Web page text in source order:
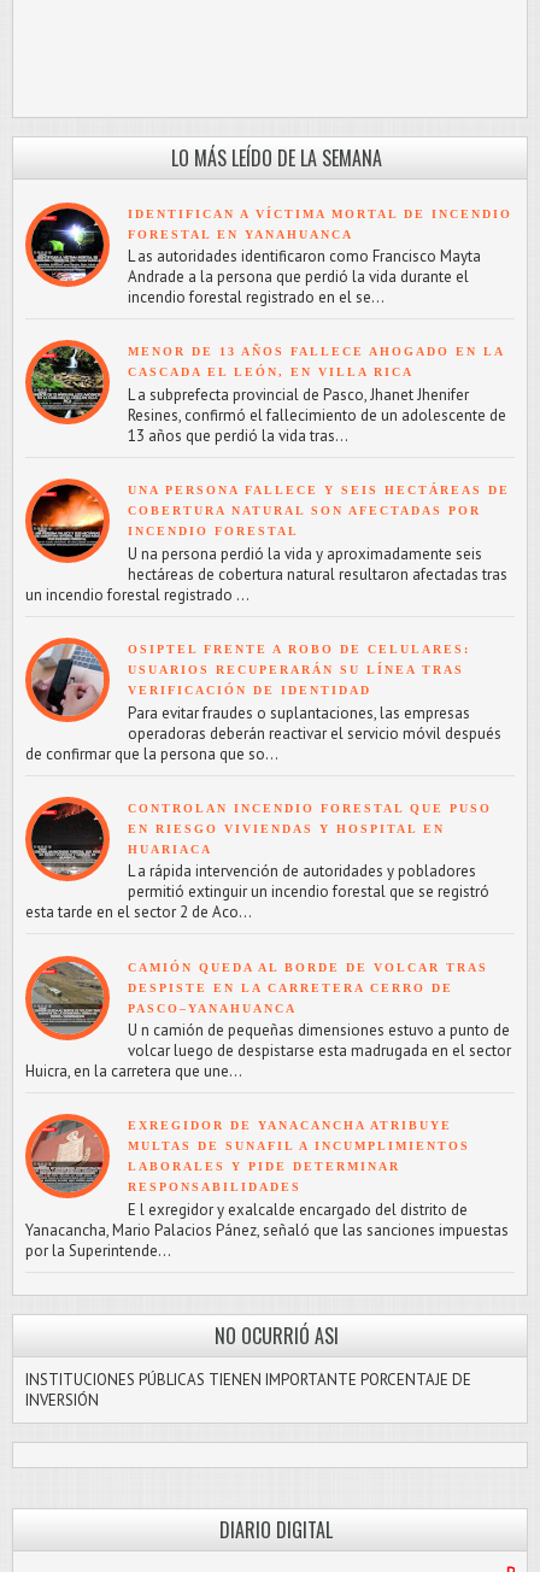
LO MÁS LEÍDO DE LA SEMANA
IDENTIFICAN A VÍCTIMA MORTAL DE INCENDIO
FORESTAL EN YANAHUANCA
L as autoridades identificaron como Francisco Mayta
Andrade a la persona que perdió la vida durante el
incendio forestal registrado en el se...
MENOR DE 13 AÑOS FALLECE AHOGADO EN LA
CASCADA EL LEÓN, EN VILLA RICA
L a subprefecta provincial de Pasco, Jhanet Jhenifer
Resines, confirmó el fallecimiento de un adolescente de
13 años que perdió la vida tras...
UNA PERSONA FALLECE Y SEIS HECTÁREAS DE
COBERTURA NATURAL SON AFECTADAS POR
INCENDIO FORESTAL
U na persona perdió la vida y aproximadamente seis
hectáreas de cobertura natural resultaron afectadas tras
un incendio forestal registrado ...
OSIPTEL FRENTE A ROBO DE CELULARES:
USUARIOS RECUPERARÁN SU LÍNEA TRAS
VERIFICACIÓN DE IDENTIDAD
Para evitar fraudes o suplantaciones, las empresas
operadoras deberán reactivar el servicio móvil después
de confirmar que la persona que so...
CONTROLAN INCENDIO FORESTAL QUE PUSO
EN RIESGO VIVIENDAS Y HOSPITAL EN
HUARIACA
L a rápida intervención de autoridades y pobladores
permitió extinguir un incendio forestal que se registró
esta tarde en el sector 2 de Aco...
CAMIÓN QUEDA AL BORDE DE VOLCAR TRAS
DESPISTE EN LA CARRETERA CERRO DE
PASCO–YANAHUANCA
U n camión de pequeñas dimensiones estuvo a punto de
volcar luego de despistarse esta madrugada en el sector
Huicra, en la carretera que une...
EXREGIDOR DE YANACANCHA ATRIBUYE
MULTAS DE SUNAFIL A INCUMPLIMIENTOS
LABORALES Y PIDE DETERMINAR
RESPONSABILIDADES
E l exregidor y exalcalde encargado del distrito de
Yanacancha, Mario Palacios Pánez, señaló que las sanciones impuestas
por la Superintende...
NO OCURRIÓ ASI
INSTITUCIONES PÚBLICAS TIENEN IMPORTANTE PORCENTAJE DE
INVERSIÓN
DIARIO DIGITAL